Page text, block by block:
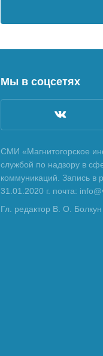
Мы в соцсетях
СМИ «Магнитогорское
службой по надзору в
коммуникаций. Запись
31.01.2020 г. почта:
Гл. редактор В. О. Болкун